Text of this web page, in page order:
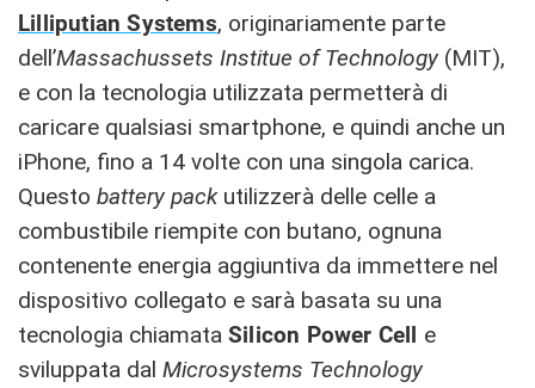
Lilliputian Systems, originariamente parte
dell’Massachussets Institue of Technology (MIT),
e con la tecnologia utilizzata permetterà di
caricare qualsiasi smartphone, e quindi anche un
iPhone, fino a 14 volte con una singola carica.
Questo battery packutilizzerà delle celle a
combustibile riempite con butano, ognuna
contenente energia aggiuntiva da immettere nel
dispositivo collegato e sarà basata su una
tecnologia chiamata Silicon Power Cell e
sviluppata dal Microsystems Technology